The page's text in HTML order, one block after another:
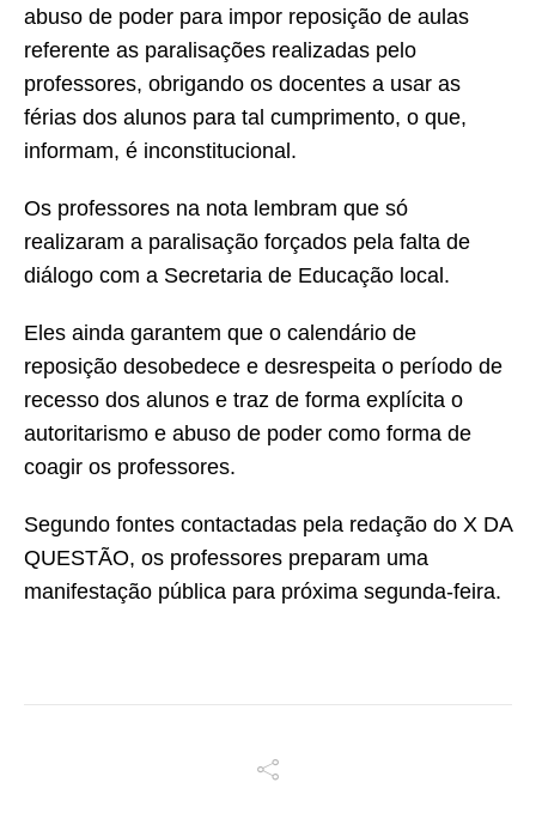
abuso de poder para impor reposição de aulas
referente as paralisações realizadas pelo
professores, obrigando os docentes a usar as
férias dos alunos para tal cumprimento, o que,
informam, é inconstitucional.
Os professores na nota lembram que só
realizaram a paralisação forçados pela falta de
diálogo com a Secretaria de Educação local.
Eles ainda garantem que o calendário de
reposição desobedece e desrespeita o período de
recesso dos alunos e traz de forma explícita o
autoritarismo e abuso de poder como forma de
coagir os professores.
Segundo fontes contactadas pela redação do X DA
QUESTÃO, os professores preparam uma
manifestação pública para próxima segunda-feira.